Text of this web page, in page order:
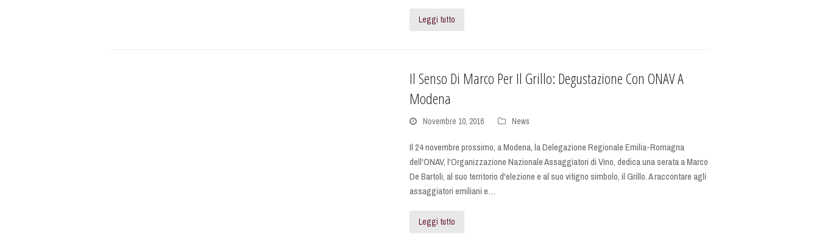
Leggi tutto
Il Senso Di Marco Per Il Grillo: Degustazione Con ONAV A
Modena
Novembre 10, 2016 News
Il 24 novembre prossimo, a Modena, la Delegazione Regionale Emilia-Romagna
dell'ONAV, l'Organizzazione Nazionale Assaggiatori di Vino, dedica una serata a Marco
De Bartoli, al suo territorio d'elezione e al suo vitigno simbolo, il Grillo. A raccontare agli
assaggiatori emiliani e…
Leggi tutto